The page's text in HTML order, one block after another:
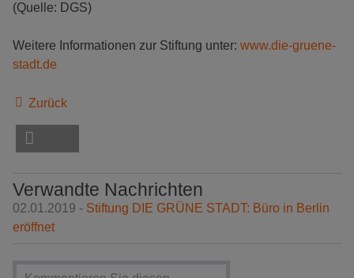
(Quelle: DGS)
Weitere Informationen zur Stiftung unter: www.die-gruene-
stadt.de
Zurück
Verwandte Nachrichten
02.01.2019 - Stiftung DIE GRÜNE STADT: Büro in Berlin
eröffnet